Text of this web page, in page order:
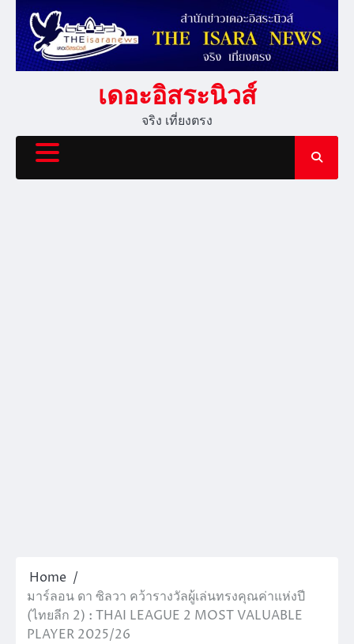
content
เดอะอิสระนิวส์
จริง เที่ยงตรง
Home
มาร์ลอน ดา ซิลวา คว้ารางวัลผู้เล่นทรงคุณค่าแห่งปี
(ไทยลีก 2) : THAI LEAGUE 2 MOST VALUABLE
PLAYER 2025/26